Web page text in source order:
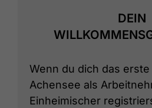
DEIN
Wenn du dich das
Achensee als
Einheimischer